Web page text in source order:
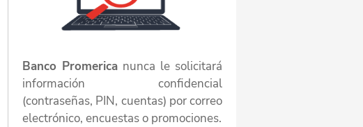
Banco Promerica nunca le solicitará
información confidencial
(contraseñas, PIN, cuentas) por correo
electrónico, encuestas o promociones.